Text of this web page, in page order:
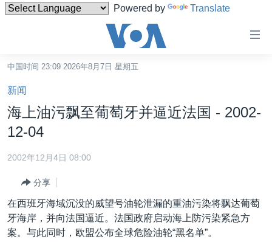
Powered by Translate
碍
链
接
跳
转
内
转
到
导
国际
最新国际新闻
印太
分类新闻
经济·金融·贸易
美中关系
中国时间 23:09 2026年8月7日 星期五
新闻
海上油污飘至葡萄牙并逼近法国 - 2002-
12-04
2002年12月4日 08:00
分享
在西班牙海域沉没的威望号油轮泄漏的重油污染将飘达葡萄
牙海岸，并向法国逼近。法国政府启动海上防污染紧急方
案。与此同时，欧盟公布全球危险油轮“黑名单”。